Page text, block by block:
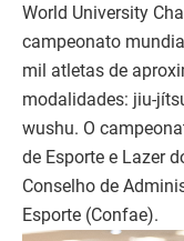
World University
campeonato
mil atletas de
modalidades: jiu-
wushu. O
de Esporte e Lazer
Conselho de
Esporte (Confae).